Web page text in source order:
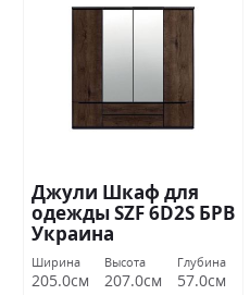
Джули Шкаф для
одежды SZF 6D2S БРВ
Украина
Ширина
205.0см
Высота
207.0см
Глубина
57.0см